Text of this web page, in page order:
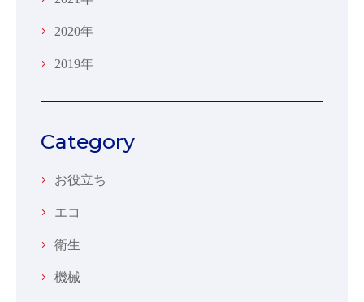
2020年
2019年
Category
お役立ち
エコ
衛生
機械